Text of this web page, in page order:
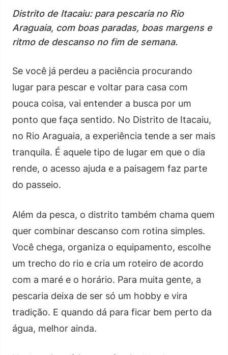
Distrito de Itacaiu: para pescaria no Rio
Araguaia, com boas paradas, boas margens e
ritmo de descanso no fim de semana.
Se você já perdeu a paciência procurando
lugar para pescar e voltar para casa com
pouca coisa, vai entender a busca por um
ponto que faça sentido. No Distrito de Itacaiu,
no Rio Araguaia, a experiência tende a ser mais
tranquila. É aquele tipo de lugar em que o dia
rende, o acesso ajuda e a paisagem faz parte
do passeio.
Além da pesca, o distrito também chama quem
quer combinar descanso com rotina simples.
Você chega, organiza o equipamento, escolhe
um trecho do rio e cria um roteiro de acordo
com a maré e o horário. Para muita gente, a
pescaria deixa de ser só um hobby e vira
tradição. E quando dá para ficar bem perto da
água, melhor ainda.